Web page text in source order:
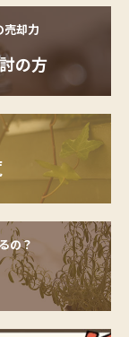
売却力
の方
の？